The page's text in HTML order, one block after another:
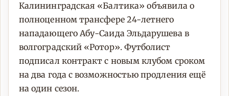
Калининградская «Балтика» объявила о
полноценном трансфере 24-летнего
нападающего Абу-Саида Эльдарушева в
волгоградский «Ротор». Футболист
подписал контракт с новым клубом сроком
на два года с возможностью продления ещё
на один сезон.